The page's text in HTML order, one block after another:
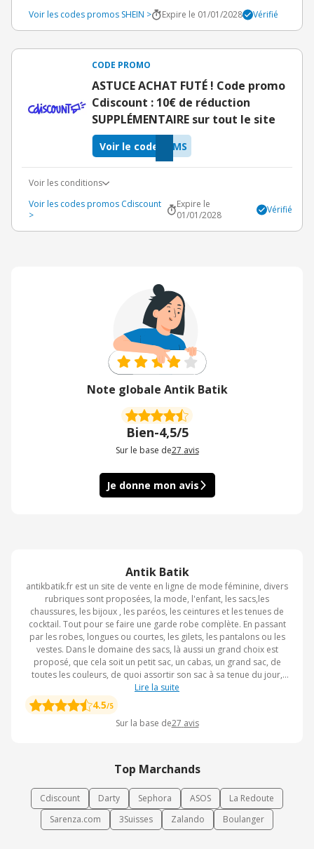
Antik Batik
antikbatik.fr est un site de vente en ligne de mode féminine, divers
rubriques sont proposées, la mode, l'enfant, les sacs,les
chaussures, les bijoux , les paréos, les ceintures et les tenues de
cocktail. Tout pour se faire une garde robe complète. En passant
par les robes, longues ou courtes, les gilets, les pantalons ou les
vestes. Dans le domaine des sacs, là aussi un grand choix est
proposé, que cela soit un petit sac, un cabas, un grand sac, de
toutes les couleurs, de quoi assortir son sac à sa tenue du jour,
sans oublier chaussures, ballerines, tongs, sandales, tout un choix
s'offre vous. On peut bien sûr passer commande en ligne ou se
rendre dans une des boutiques d'antik batik situées sur Paris et
trois autres boutiques dans le monde. Vous aimerez sûrement
Lire la suite
4.5/5
Sur la base de27 avis
Top Marchands
Cdiscount Darty Sephora ASOS
La Redoute
Sarenza.com
3Suisses Zalando Boulanger
Voir les codes promos SHEIN >
Expire le 01/01/2028 Vérifié
CODE PROMO
ASTUCE ACHAT FUTÉ ! Code promo
Cdiscount : 10€ de réduction
SUPPLÉMENTAIRE sur tout le site
XMS
Voir le code
Voir les conditions
Voir les codes promos Cdiscount
>
Expire le
01/01/2028
Vérifié
Note globale Antik Batik
Bien-4,5/5
Sur le base de27 avis
Je donne mon avis